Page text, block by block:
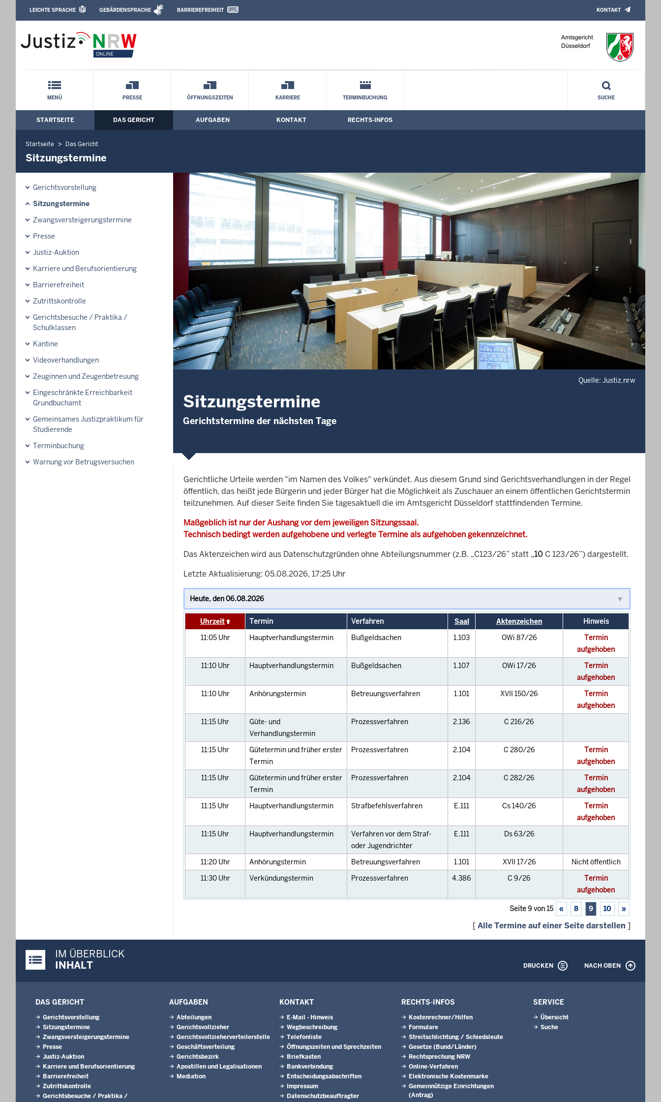
Amtsgericht Düsseldorf: Sitzungstermine
Leichte Sprache, Gebärdensprachenvideo und Kontaktformular
LEICHTE SPRACHE GEBÄRDENSPRACHE BARRIEREFREIHEIT KONTAKT
Schnellnavigation mit Volltext-Suche
MENÜ PRESSE ÖFFNUNGSZEITEN KARRIERE TERMINBUCHUNG SUCHE
Hauptmenü: Hauptnavigation
STARTSEITE DAS GERICHT AUFGABEN KONTAKT RECHTS-INFOS
Startseite Das Gericht
Sitzungstermine
Gerichtsvorstellung
Sitzungstermine
Zwangsversteigerungstermine
Presse
Justiz-Auktion
Karriere und Berufsorientierung
Barrierefreiheit
Zutrittskontrolle
Gerichtsbesuche / Praktika /
Schulklassen
Kantine
Videoverhandlungen
Zeuginnen und Zeugenbetreuung
Eingeschränkte Erreichbarkeit
Grundbuchamt
Gemeinsames Justizpraktikum für
Studierende
Terminbuchung
Warnung vor Betrugsversuchen
Quelle: Justiz.nrw
Sitzungstermine
Gerichtstermine der nächsten Tage
Gerichtliche Urteile werden "im Namen des Volkes" verkündet. Aus diesem Grund sind Gerichtsverhandlungen in der Regel
öffentlich, das heißt jede Bürgerin und jeder Bürger hat die Möglichkeit als Zuschauer an einem öffentlichen Gerichtstermin
teilzunehmen. Auf dieser Seite finden Sie tagesaktuell die im Amtsgericht Düsseldorf stattfindenden Termine.
Maßgeblich ist nur der Aushang vor dem jeweiligen Sitzungssaal.
Technisch bedingt werden aufgehobene und verlegte Termine als aufgehoben gekennzeichnet.
Das Aktenzeichen wird aus Datenschutzgründen ohne Abteilungsnummer (z.B. „C123/26” statt „10 C 123/26”) dargestellt.
Letzte Aktualisierung: 05.08.2026, 17:25 Uhr
Uhrzeit Termin Verfahren Saal Aktenzeichen
Hinweis
11:05 Uhr Hauptverhandlungstermin Bußgeldsachen 1.103 OWi 87/26
Termin
aufgehoben
11:10 Uhr Hauptverhandlungstermin Bußgeldsachen 1.107 OWi 17/26
Termin
aufgehoben
11:10 Uhr Anhörungstermin Betreuungsverfahren 1.101 XVII 150/26
Termin
aufgehoben
11:15 Uhr
Güte- und
Verhandlungstermin
Prozessverfahren 2.136 C 216/26
11:15 Uhr
Gütetermin und früher erster
Termin
Prozessverfahren 2.104 C 280/26
Termin
aufgehoben
11:15 Uhr
Gütetermin und früher erster
Termin
Prozessverfahren 2.104 C 282/26
Termin
aufgehoben
11:15 Uhr Hauptverhandlungstermin Strafbefehlsverfahren E.111 Cs 140/26
Termin
aufgehoben
11:15 Uhr Hauptverhandlungstermin
Verfahren vor dem Straf-
oder Jugendrichter
E.111 Ds 63/26
11:20 Uhr Anhörungstermin Betreuungsverfahren 1.101 XVII 17/26
Nicht öffentlich
11:30 Uhr Verkündungstermin Prozessverfahren 4.386 C 9/26
Termin
aufgehoben
Seite 9 von 15 « 8 9 10 »
[Alle Termine auf einer Seite darstellen ]
Justiz-Portal im Überblick:
IM ÜBERBLICK
INHALT
DRUCKEN NACH OBEN
DAS GERICHT
Gerichtsvorstellung
Sitzungstermine
Zwangsversteigerungstermine
Presse
Justiz-Auktion
Karriere und Berufsorientierung
Barrierefreiheit
Zutrittskontrolle
Gerichtsbesuche / Praktika /
AUFGABEN
Abteilungen
Gerichtsvollzieher
Gerichtsvollzieherverteilerstelle
Geschäftsverteilung
Gerichtsbezirk
Apostillen und Legalisationen
Mediation
KONTAKT
E-Mail - Hinweis
Wegbeschreibung
Telefonliste
Öffnungszeiten und Sprechzeiten
Briefkasten
Bankverbindung
Entscheidungsabschriften
Impressum
Datenschutzbeauftragter
RECHTS-INFOS
Kostenrechner/Hilfen
Formulare
Streitschlichtung / Schiedsleute
Gesetze (Bund/Länder)
Rechtsprechung NRW
Online-Verfahren
Elektronische Kostenmarke
Gemeinnützige Einrichtungen
(Antrag)
SERVICE
Übersicht
Suche